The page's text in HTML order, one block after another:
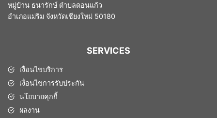
หมู่บ้าน ธนารักษ์ ตำบลดอนแก้ว
อำเภอแม่ริม จังหวัดเชียงใหม่ 50180
SERVICES
เงื่อนไขบริการ
เงื่อนไขการรับประกัน
นโยบายคุกกี้
ผลงาน